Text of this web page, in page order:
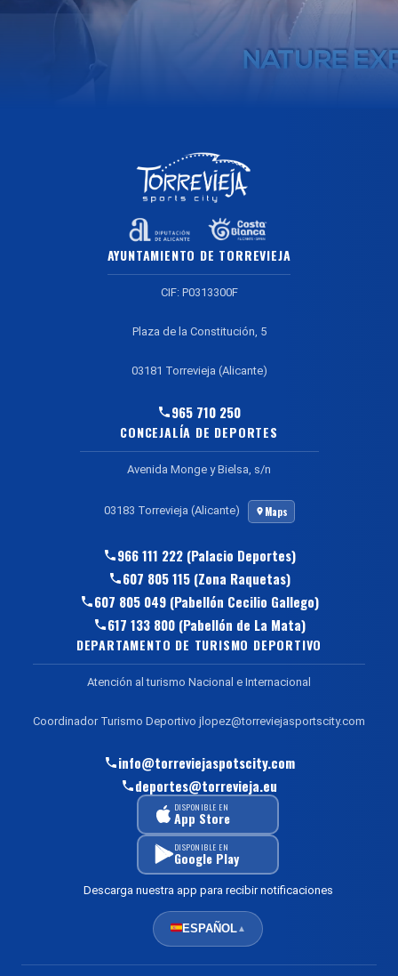
AYUNTAMIENTO DE TORREVIEJA
CIF: P0313300F
Plaza de la Constitución, 5
03181 Torrevieja (Alicante)
965 710 250
CONCEJALÍA DE DEPORTES
Avenida Monge y Bielsa, s/n
03183 Torrevieja (Alicante) Maps
966 111 222 (Palacio Deportes)
607 805 115 (Zona Raquetas)
607 805 049 (Pabellón Cecilio Gallego)
617 133 800 (Pabellón de La Mata)
DEPARTAMENTO DE TURISMO DEPORTIVO
Atención al turismo Nacional e Internacional
Coordinador Turismo Deportivo jlopez@torreviejasportscity.com
info@torreviejaspotscity.com
deportes@torrevieja.eu
DISPONIBLE EN
App Store
DISPONIBLE EN
Google Play
Descarga nuestra app para recibir notificaciones
ESPAÑOL▲